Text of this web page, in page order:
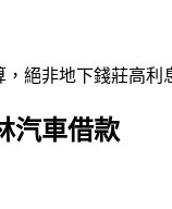
絕非地下錢莊高利
汽車借款